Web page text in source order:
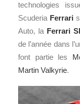
technologies
Scuderia Ferrari
Auto, la Ferrari
de l’année dans
font partie les
Martin Valkyrie.